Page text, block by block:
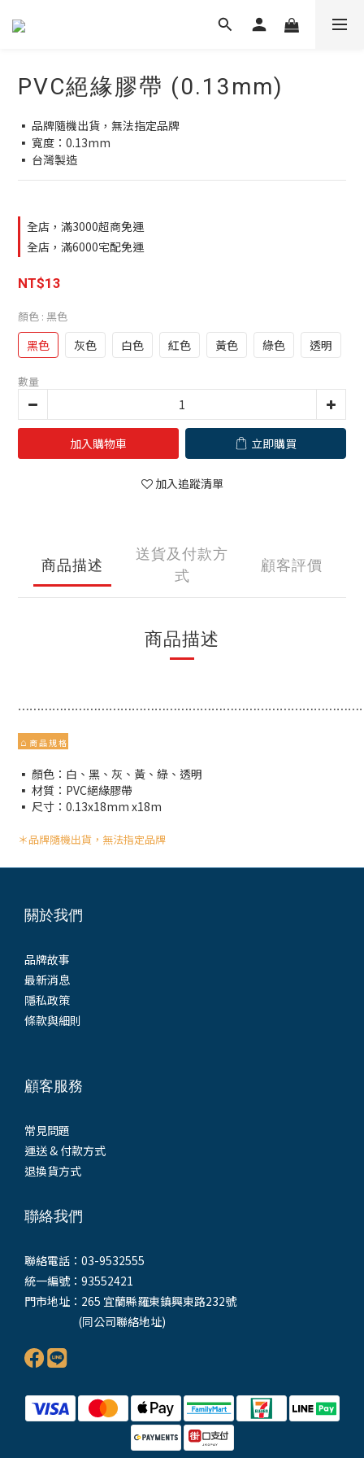
PVC絕緣膠帶 (0.13mm)
▪ 品牌隨機出貨，無法指定品牌
▪ 寬度：0.13mm
▪ 台灣製造
全店，滿3000超商免運
全店，滿6000宅配免運
NT$13
顏色 : 黑色
黑色 灰色 白色 紅色 黃色 綠色 透明
數量
加入購物車 立即購買
加入追蹤清單
商品描述
送貨及付款方
式
顧客評價
商品描述
⌂ 商 品 規 格
▪ 顏色：白、黑、灰、黃、綠、透明
▪ 材質：PVC絕緣膠帶
▪ 尺寸：0.13x18mm x18m
＊品牌隨機出貨，無法指定品牌
關於我們
品牌故事
最新消息
隱私政策
條款與細則
顧客服務
常見問題
運送 & 付款方式
退換貨方式
聯絡我們
聯絡電話：03-9532555
統一編號：93552421
門市地址：265 宜蘭縣羅東鎮興東路232號
(同公司聯絡地址)